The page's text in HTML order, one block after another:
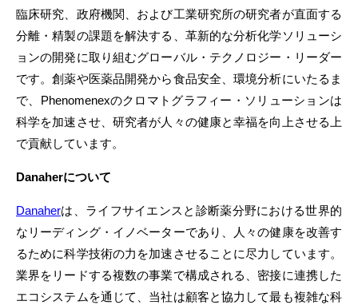
臨床研究、政府機関、および工業研究所の研究者が直面する
分離・精製の課題を解決する、革新的な分析化学ソリューシ
ョンの開発に取り組むグローバル・テクノロジー・リーダー
です。創薬や医薬品開発から食品安全、環境分析にいたるま
で、Phenomenexのクロマトグラフィー・ソリューションは
科学を加速させ、研究者が人々の健康と幸福を向上させる上
で貢献しています。
Danaherについて
Danaherは、ライフサイエンスと診断薬分野における世界的
なリーディング・イノベーターであり、人々の健康を改善す
るために科学技術の力を加速させることに尽力しています。
業界をリードする複数の事業で構成される、密接に連携した
エコシステムを通じて、当社は顧客と協力して最も複雑な科